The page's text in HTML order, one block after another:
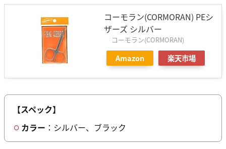
コーモラン(CORMORAN) PEシ
ザーズ シルバー
コーモラン(CORMORAN)
Amazon 楽天市場
【スペック】
カラー ：シルバー、ブラック